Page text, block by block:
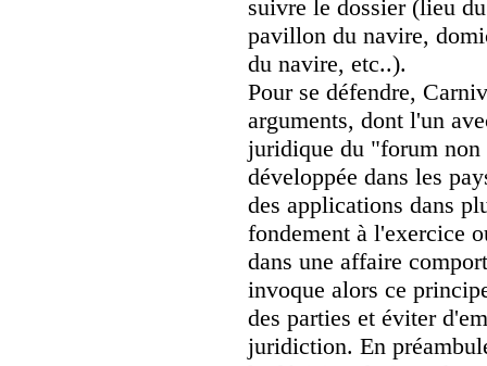
suivre le dossier (lieu
pavillon du navire,
du navire, etc..).
Pour se défendre,
arguments, dont l'un
juridique du "forum non
développée dans les
des applications dans
fondement à l'exercice
dans une affaire
invoque alors ce
des parties et éviter
juridiction. En